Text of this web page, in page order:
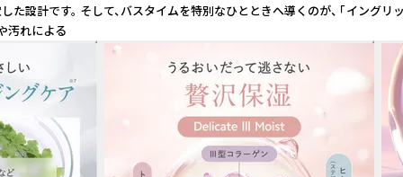
計です。 そして、バスタイムを特別なひとときへ導くのが、 「
汚れによる